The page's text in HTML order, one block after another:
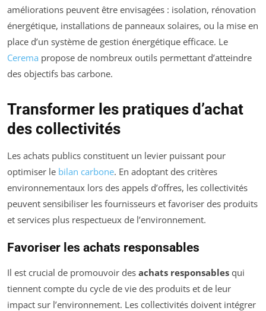
améliorations peuvent être envisagées : isolation, rénovation
énergétique, installations de panneaux solaires, ou la mise en
place d’un système de gestion énergétique efficace. Le
Cerema propose de nombreux outils permettant d’atteindre
des objectifs bas carbone.
Transformer les pratiques d’achat
des collectivités
Les achats publics constituent un levier puissant pour
optimiser le bilan carbone. En adoptant des critères
environnementaux lors des appels d’offres, les collectivités
peuvent sensibiliser les fournisseurs et favoriser des produits
et services plus respectueux de l’environnement.
Favoriser les achats responsables
Il est crucial de promouvoir des achats responsables qui
tiennent compte du cycle de vie des produits et de leur
impact sur l’environnement. Les collectivités doivent intégrer